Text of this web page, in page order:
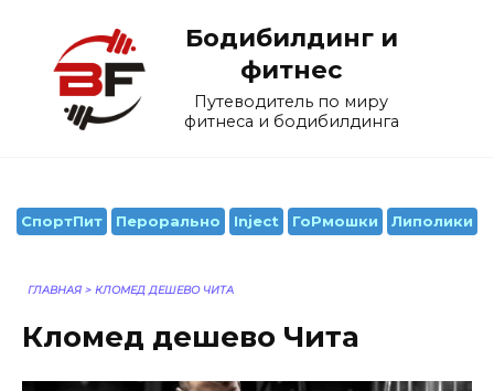
содержанию
Бодибилдинг и
фитнес
Путеводитель по миру
фитнеса и бодибилдинга
СпортПит Перорально Inject ГоРмошки Липолики
ГЛАВНАЯ > КЛОМЕД ДЕШЕВО ЧИТА
Кломед дешево Чита